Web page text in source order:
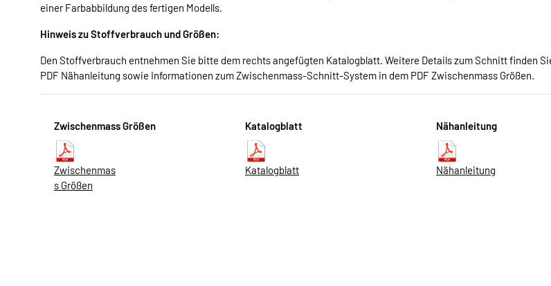
einer Farbabbildung des fertigen Modells.
Hinweis zu Stoffverbrauch und Größen:
Den Stoffverbrauch entnehmen Sie bitte dem rechts angefügten Katalogblatt. Weitere Details zum Schnitt finden
PDF Nähanleitung sowie Informationen zum Zwischenmass-Schnitt-System in dem PDF Zwischenmass Größen.
Zwischenmass Größen
Zwischenmas
s Größen
Katalogblatt
Katalogblatt
Nähanleitung
Nähanleitung